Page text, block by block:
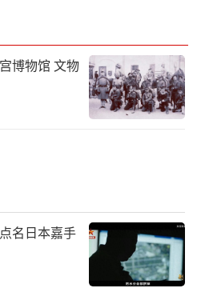
博物馆 文物
名日本嘉手